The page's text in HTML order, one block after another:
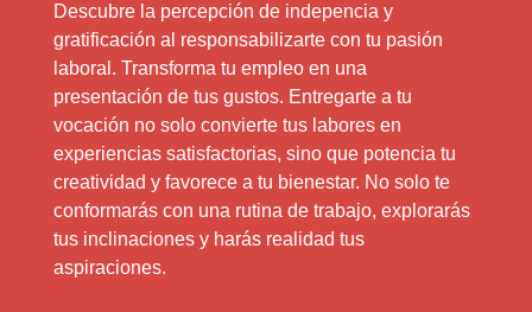
Descubre la percepción de indepencia y
gratificación al responsabilizarte con tu pasión
laboral. Transforma tu empleo en una
presentación de tus gustos. Entregarte a tu
vocación no solo convierte tus labores en
experiencias satisfactorias, sino que potencia tu
creatividad y favorece a tu bienestar. No solo te
conformarás con una rutina de trabajo, explorarás
tus inclinaciones y harás realidad tus
aspiraciones.